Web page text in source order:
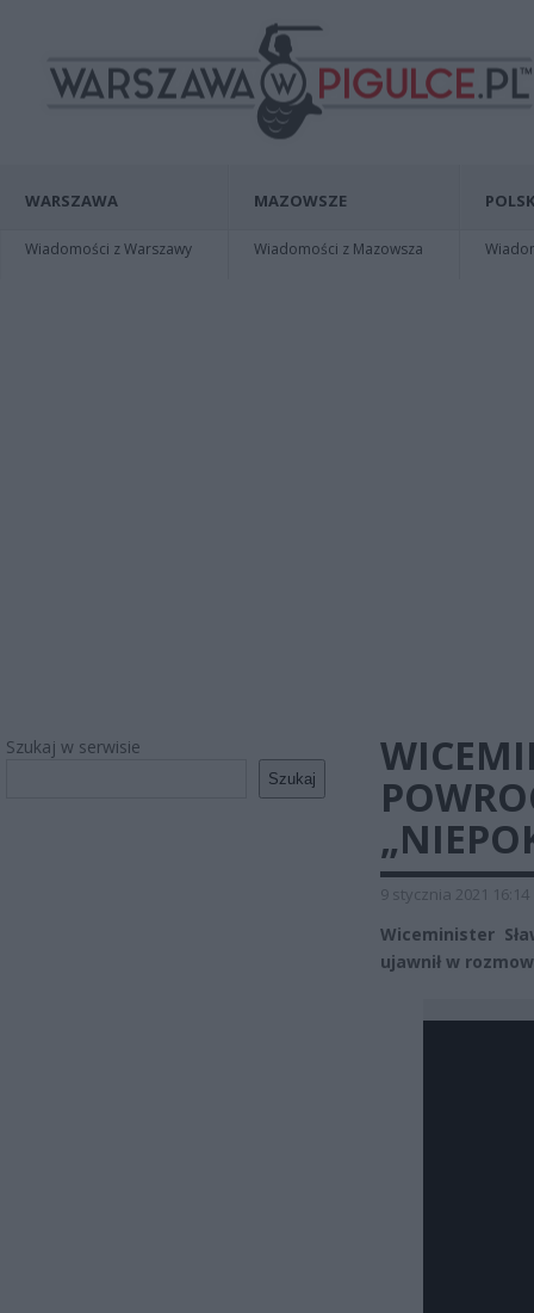
WARSZAWA
Wiadomości z Warszawy
MAZOWSZE
Wiadomości z Mazowsza
Szukaj w serwisie
Szukaj
9 stycznia 2021 16:14
Wiceminister
ujawnił w